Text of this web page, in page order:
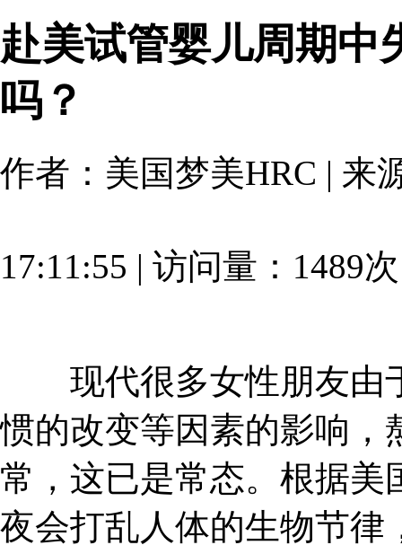
赴美试管婴儿周期中
吗？
作者：美国梦美HRC | 来
17:11:55 | 访问量：1489
现代很多女性朋友由
惯的改变等因素的影响，
常，这已是常态。根据美
夜会打乱人体的生物节律